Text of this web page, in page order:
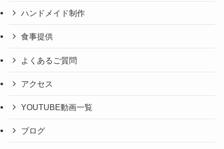
ハンドメイド制作
食事提供
よくあるご質問
アクセス
YOUTUBE動画一覧
ブログ